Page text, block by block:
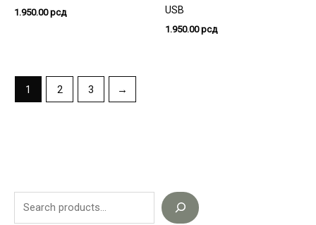
1.950.00рсд
USB
1.950.00рсд
1 2 3 →